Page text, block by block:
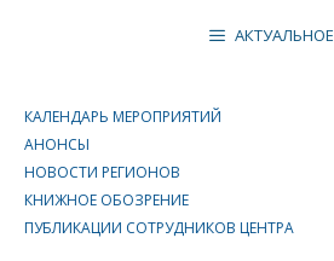
АКТУАЛЬНОЕ
КАЛЕНДАРЬ МЕРОПРИЯТИЙ
АНОНСЫ
НОВОСТИ РЕГИОНОВ
КНИЖНОЕ ОБОЗРЕНИЕ
ПУБЛИКАЦИИ СОТРУДНИКОВ ЦЕНТРА